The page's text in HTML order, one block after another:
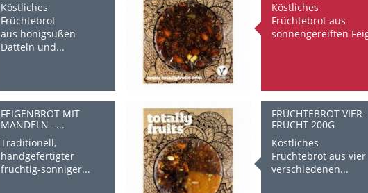
Köstliches
Früchtebrot
aus honigsüßen
Datteln und...
Köstliches
Früchtebrot aus
sonnengereiften
FEIGENBROT MIT
MANDELN –...
Traditionell,
handgefertigter
fruchtig-sonniger...
FRÜCHTEBROT VIER-
FRUCHT 200G
Köstliches
Früchtebrot aus vier
verschiedenen...